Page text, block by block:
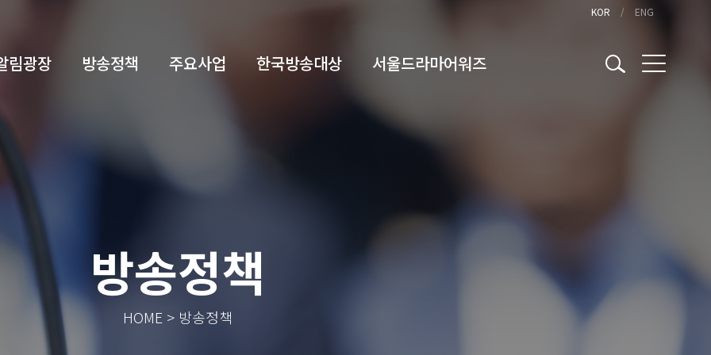
KOR ENG
림광장 방송정책 주요사업 한국방송대상 서울드라마어워즈
방송정책
HOME > 방송정책